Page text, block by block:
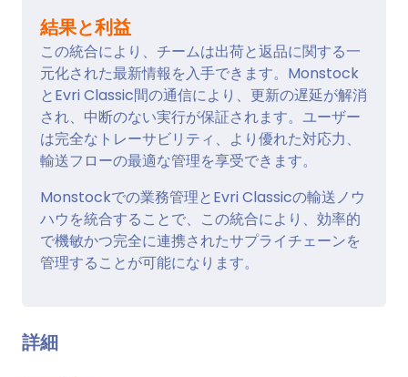
結果と利益
この統合により、チームは出荷と返品に関する一
元化された最新情報を入手できます。Monstock
とEvri Classic間の通信により、更新の遅延が解消
され、中断のない実行が保証されます。ユーザー
は完全なトレーサビリティ、より優れた対応力、
輸送フローの最適な管理を享受できます。
Monstockでの業務管理とEvri Classicの輸送ノウ
ハウを統合することで、この統合により、効率的
で機敏かつ完全に連携されたサプライチェーンを
管理することが可能になります。
詳細